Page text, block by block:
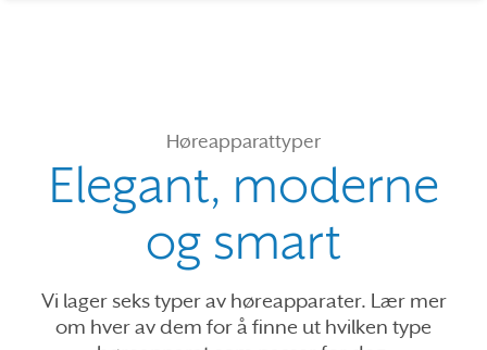
Høreapparattyper
Elegant, moderne
og smart
Vi lager seks typer av høreapparater. Lær mer
om hver av dem for å finne ut hvilken type